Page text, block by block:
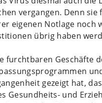
vergangen. Denn
eigenen Notlage
übrig haben
furchtbaren Geschäfte
gezeigt hat,
Gesundheits- und